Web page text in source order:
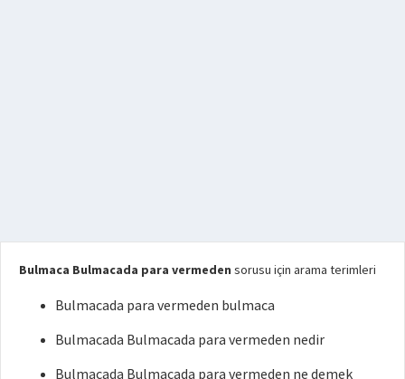
Bulmaca Bulmacada para vermeden sorusu için arama terimleri
Bulmacada para vermeden bulmaca
Bulmacada Bulmacada para vermeden nedir
Bulmacada Bulmacada para vermeden ne demek